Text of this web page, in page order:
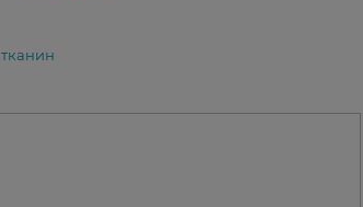
тканин